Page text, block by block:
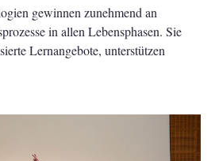
gewinnen zunehmend an
in allen Lebensphasen. Sie
Lernangebote, unterstützen